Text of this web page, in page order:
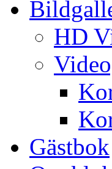
HD
Gästbok